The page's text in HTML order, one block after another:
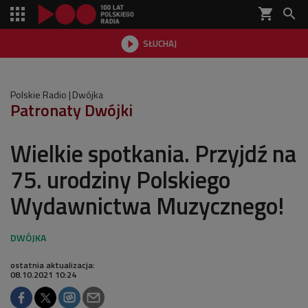
shopping_cart 
 SŁUCHAJ

Polskie Radio Dwójka
Patronaty Dwójki
Wielkie spotkania. Przyjdź na
75. urodziny Polskiego
Wydawnictwa Muzycznego!
ostatnia aktualizacja:
08.10.2021 10:24